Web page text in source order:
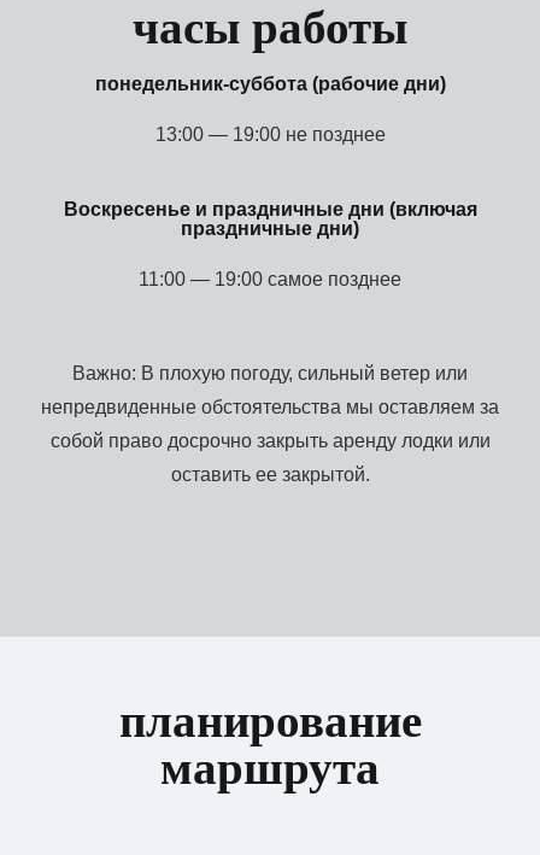
часы работы
понедельник-суббота (рабочие дни)
13:00 — 19:00 не позднее
Воскресенье и праздничные дни (включая
праздничные дни)
11:00 — 19:00 самое позднее
Важно: В плохую погоду, сильный ветер или
непредвиденные обстоятельства мы оставляем за
собой право досрочно закрыть аренду лодки или
оставить ее закрытой.
планирование
маршрута